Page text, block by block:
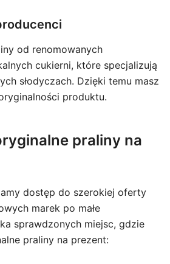
od renomowanych
cukierni, które specjalizują
słodyczach. Dzięki temu masz
produktu.
praliny na
dostęp do szerokiej oferty
marek po małe
sprawdzonych miejsc, gdzie
praliny na prezent: